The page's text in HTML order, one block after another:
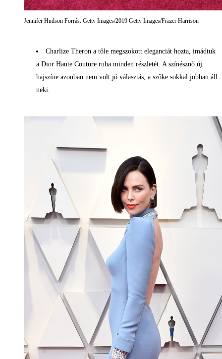
Jennifer Hudson Forrás: Getty Images/2019 Getty Images/Frazer Harrison
Charlize Theron a tőle megszokott eleganciát hozta, imádtuk
a Dior Haute Couture ruha minden részletét. A színésznő új
hajszíne azonban nem volt jó választás, a szőke sokkal jobban áll
neki.